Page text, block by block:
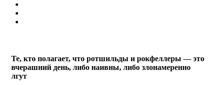
Те, кто полагает, что ротшильды и рокфеллеры — это
вчерашний день, либо наивны, либо злонамеренно
лгут